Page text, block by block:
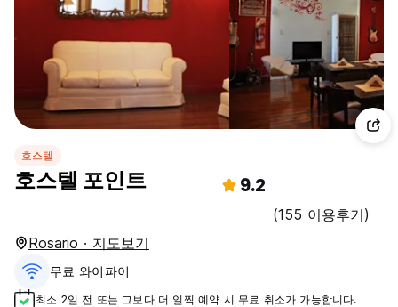
호스텔
호스텔 포인트 9.2
(155 이용후기)
Rosario · 지도보기
무료 와이파이
최소 2일 전 또는 그보다 더 일찍 예약 시 무료 취소가 가능합니다.